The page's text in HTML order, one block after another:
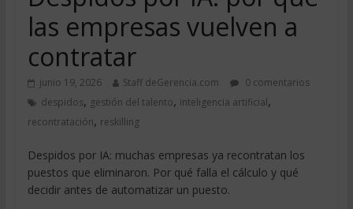
las empresas vuelven a
contratar
junio 19, 2026 Staff deGerencia.com
0 comentarios
despidos, gestión del talento, inteligencia artificial,
recontratación, reskilling
Despidos por IA: muchas empresas ya recontratan los
puestos que eliminaron. Por qué falla el cálculo y qué
decidir antes de automatizar un puesto.